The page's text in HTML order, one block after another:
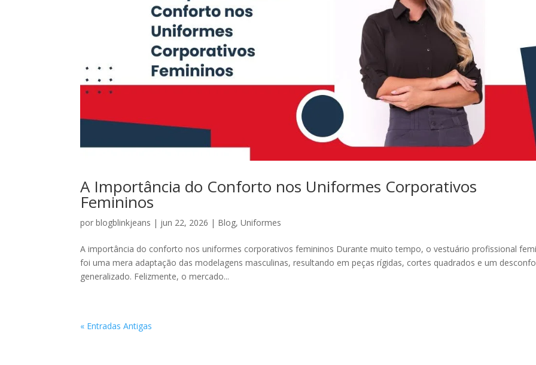
A Importância do Conforto nos Uniformes Corporativos
Femininos
porblogblinkjeans | jun 22, 2026 | Blog,Uniformes
A importância do conforto nos uniformes corporativos femininos Durante muito tempo, o vestuário profissional
foi uma mera adaptação das modelagens masculinas, resultando em peças rígidas, cortes quadrados e um
generalizado. Felizmente, o mercado...
« Entradas Antigas